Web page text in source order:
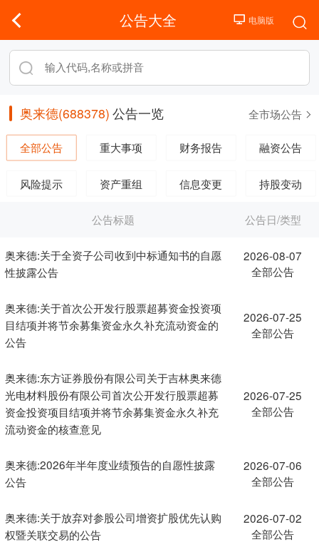
公告大全
奥来德(688378) 公告一览 全市场公告
全部公告 重大事项 财务报告 融资公告
风险提示 资产重组 信息变更 持股变动
公告标题 公告日/类型
奥来德:关于全资子公司收到中标通知书的自愿
性披露公告
2026-08-07
全部公告
奥来德:关于首次公开发行股票超募资金投资项
目结项并将节余募集资金永久补充流动资金的
公告
2026-07-25
全部公告
奥来德:东方证券股份有限公司关于吉林奥来德
光电材料股份有限公司首次公开发行股票超募
资金投资项目结项并将节余募集资金永久补充
流动资金的核查意见
2026-07-25
全部公告
奥来德:2026年半年度业绩预告的自愿性披露
公告
2026-07-06
全部公告
奥来德:关于放弃对参股公司增资扩股优先认购
权暨关联交易的公告
2026-07-02
全部公告